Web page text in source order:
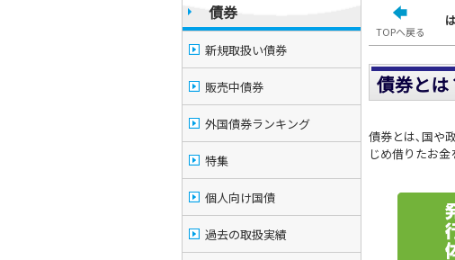
TOPへ戻る
債券とは
債券とは､国や
じめ借りたお
債券
新規取扱い債券
販売中債券
外国債券ランキング
特集
個人向け国債
過去の取扱実績